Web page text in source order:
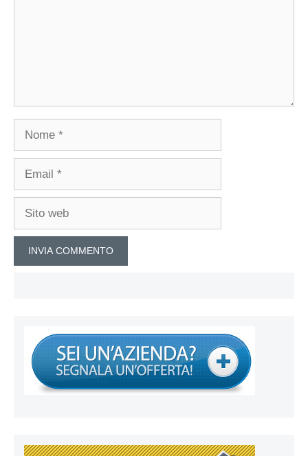
Nome
Email
Sito